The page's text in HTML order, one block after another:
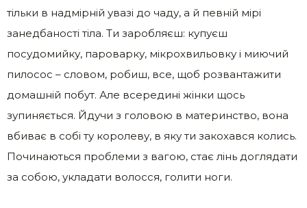
тільки в надмірній увазі до чаду, а й певній мірі
занедбаності тіла. Ти заробляєш: купуєш
посудомийку, пароварку, мікрохвильовку і миючий
пилосос – словом, робиш, все, щоб розвантажити
домашній побут. Але всередині жінки щось
зупиняється. Йдучи з головою в материнство, вона
вбиває в собі ту королеву, в яку ти закохався колись.
Починаються проблеми з вагою, стає лінь доглядати
за собою, укладати волосся, голити ноги.